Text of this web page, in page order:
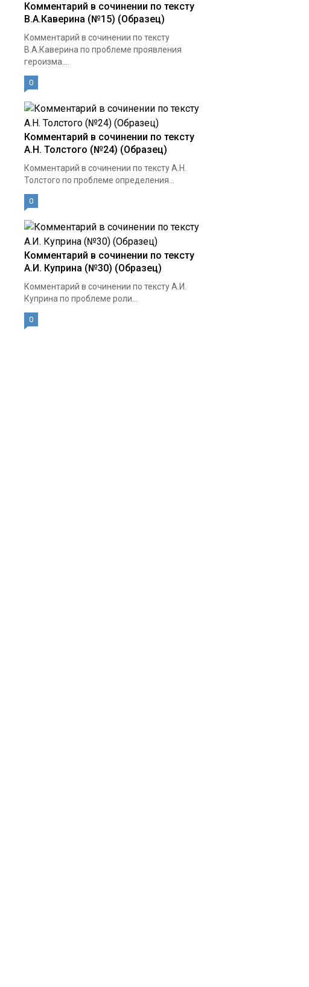
Комментарий в сочинении по тексту
В.А.Каверина (№15) (Образец)
Комментарий в сочинении по тексту
В.А.Каверина по проблеме проявления
героизма....
0
Комментарий в сочинении по тексту
А.Н. Толстого (№24) (Образец)
Комментарий в сочинении по тексту А.Н.
Толстого по проблеме определения...
0
Комментарий в сочинении по тексту
А.И. Куприна (№30) (Образец)
Комментарий в сочинении по тексту А.И.
Куприна по проблеме роли...
0